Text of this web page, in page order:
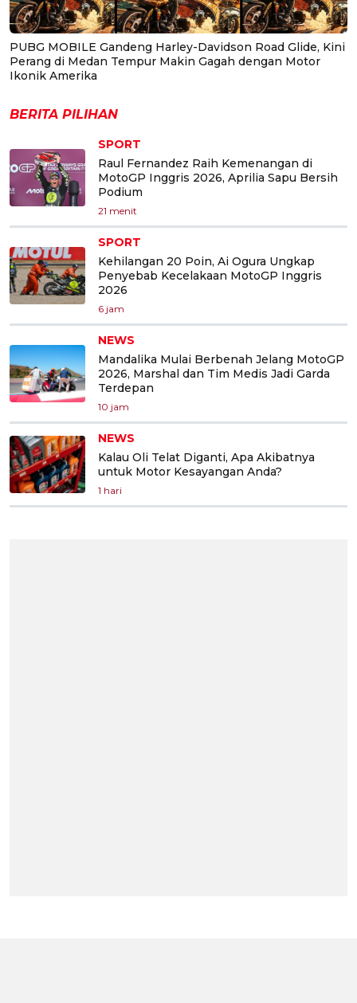
PUBG MOBILE Gandeng Harley-Davidson Road Glide, Kini
Perang di Medan Tempur Makin Gagah dengan Motor
Ikonik Amerika
BERITA PILIHAN
SPORT
Raul Fernandez Raih Kemenangan di
MotoGP Inggris 2026, Aprilia Sapu Bersih
Podium
21 menit
SPORT
Kehilangan 20 Poin, Ai Ogura Ungkap
Penyebab Kecelakaan MotoGP Inggris
2026
6 jam
NEWS
Mandalika Mulai Berbenah Jelang MotoGP
2026, Marshal dan Tim Medis Jadi Garda
Terdepan
10 jam
NEWS
Kalau Oli Telat Diganti, Apa Akibatnya
untuk Motor Kesayangan Anda?
1 hari